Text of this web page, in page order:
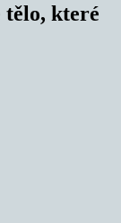
které